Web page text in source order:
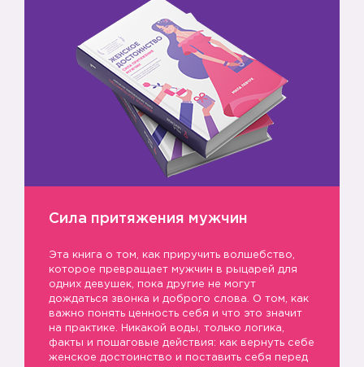
Сила притяжения мужчин
Эта книга о том, как приручить волшебство,
которое превращает мужчин в рыцарей для
одних девушек, пока другие не могут
дождаться звонка и доброго слова. О том, как
важно понять ценность себя и что это значит
на практике. Никакой воды, только логика,
факты и пошаговые действия: как вернуть себе
женское достоинство и поставить себя перед